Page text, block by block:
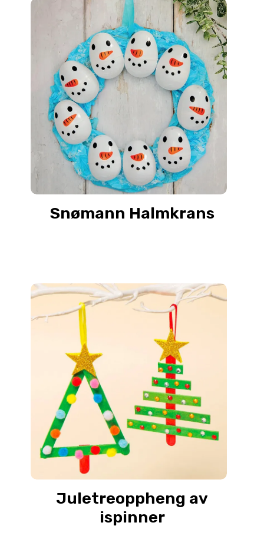
Snømann Halmkrans
Juletreoppheng av
ispinner